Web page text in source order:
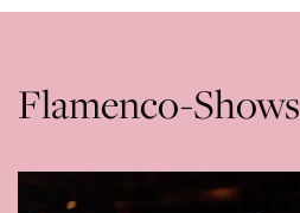
Flamenco-Shows